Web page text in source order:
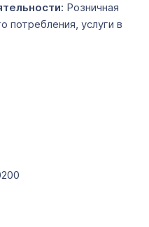
Розничная
потребления, услуги в